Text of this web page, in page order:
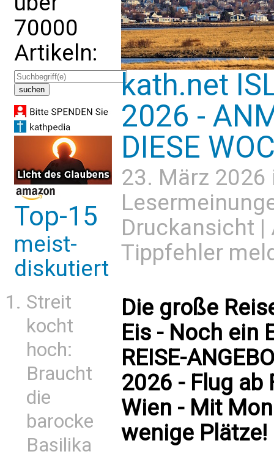
70000
Artikeln:
Top-15
meist-
diskutiert
Streit
kocht
hoch:
Braucht
die
barocke
Basilika
kath.net
2026 -
DIESE
23. März
Druckansicht |
Tippfehler
Die große
Eis - Noch ein
REISE-
2026 - Flug
Wien - Mit
wenige Plätze!